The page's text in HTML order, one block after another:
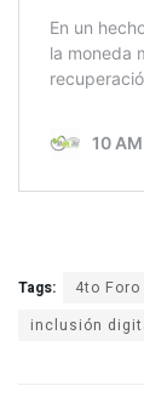
Tags: 4to Foro
inclusión